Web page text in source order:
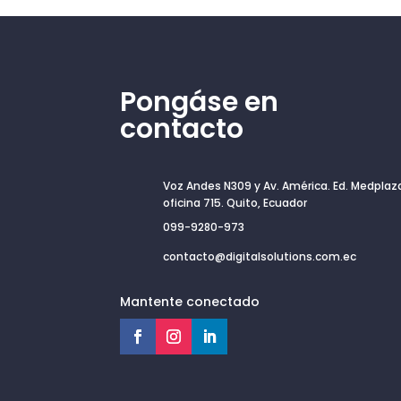
Pongáse en
contacto
Voz Andes N309 y Av. América. Ed.
oficina 715. Quito, Ecuador
099-9280-973
contacto@digitalsolutions.com.ec
Mantente conectado